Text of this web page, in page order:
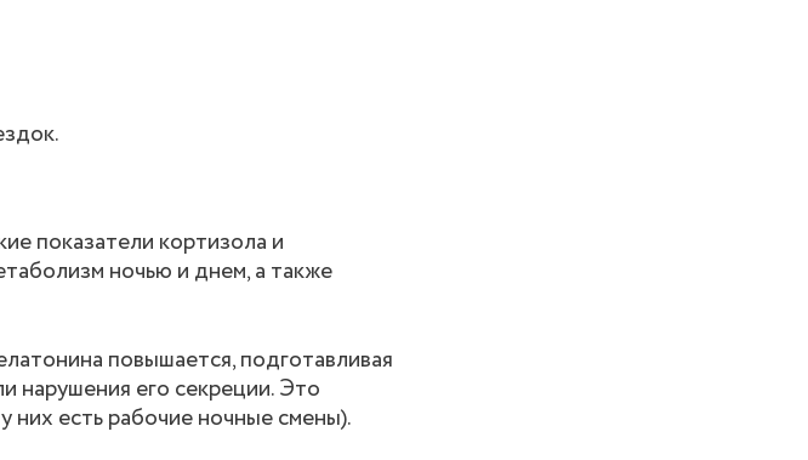
показатели кортизола и
ночью и днем, а также
повышается, подготавливая
нарушения его секреции. Это
них есть рабочие ночные смены).